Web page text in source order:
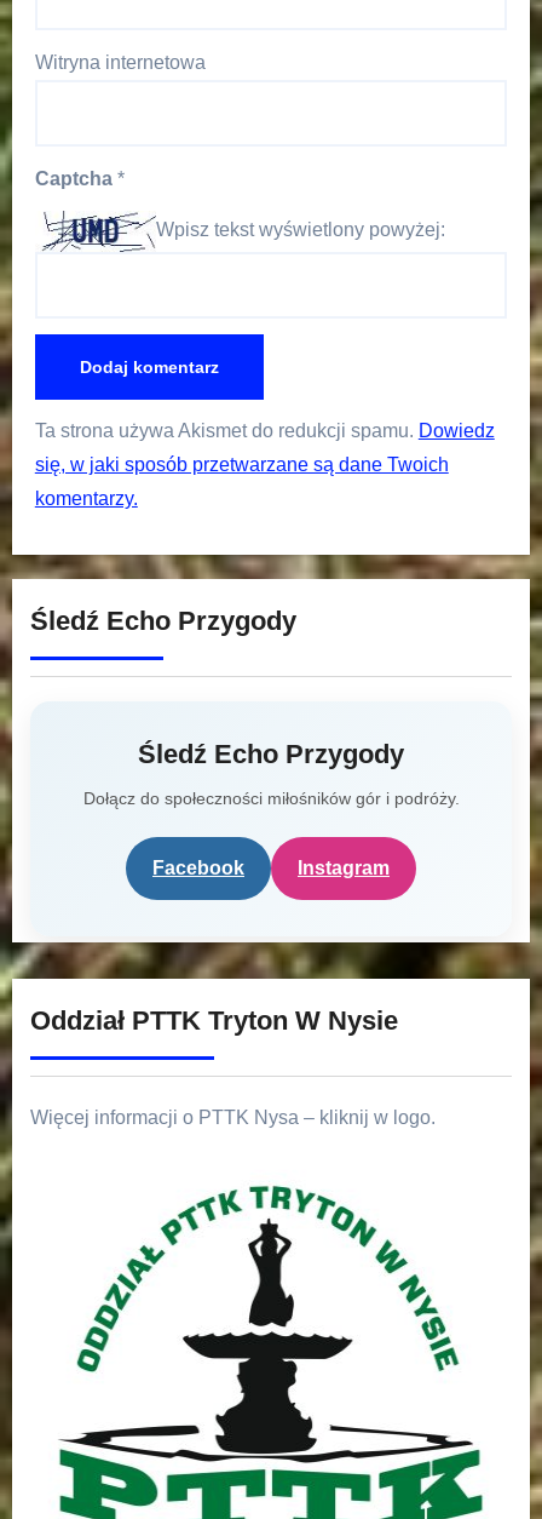
Witryna internetowa
Captcha *
Wpisz tekst wyświetlony powyżej:
Ta strona używa Akismet do redukcji spamu. Dowiedz
się, w jaki sposób przetwarzane są dane Twoich
komentarzy.
Śledź Echo Przygody
Śledź Echo Przygody
Dołącz do społeczności miłośników gór i podróży.
Facebook Instagram
Oddział PTTK Tryton W Nysie
Więcej informacji o PTTK Nysa – kliknij w logo.